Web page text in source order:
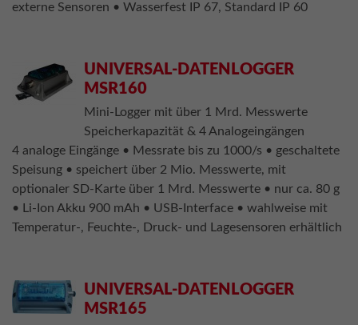
externe Sensoren • Wasserfest IP 67, Standard IP 60
UNIVERSAL-DATENLOGGER
MSR160
Mini-Logger mit über 1 Mrd. Messwerte
Speicherkapazität & 4 Analogeingängen
4 analoge Eingänge • Messrate bis zu 1000/s • geschaltete
Speisung • speichert über 2 Mio. Messwerte, mit
optionaler SD-Karte über 1 Mrd. Messwerte • nur ca. 80 g
• Li-Ion Akku 900 mAh • USB-Interface • wahlweise mit
Temperatur-, Feuchte-, Druck- und Lagesensoren erhältlich
UNIVERSAL-DATENLOGGER
MSR165